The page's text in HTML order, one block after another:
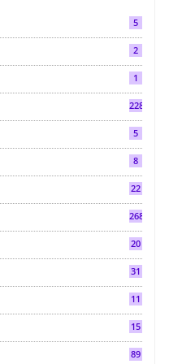
5
2
1
2286
5
8
22
268
20
31
11
15
89